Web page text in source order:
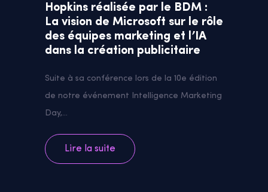
Hopkins réalisée par le BDM :
La vision de Microsoft sur le rôle
des équipes marketing et l’IA
dans la création publicitaire
Suite à sa conférence lors de la 10e édition
de notre événement Intelligence Marketing
Day,...
Lire la suite